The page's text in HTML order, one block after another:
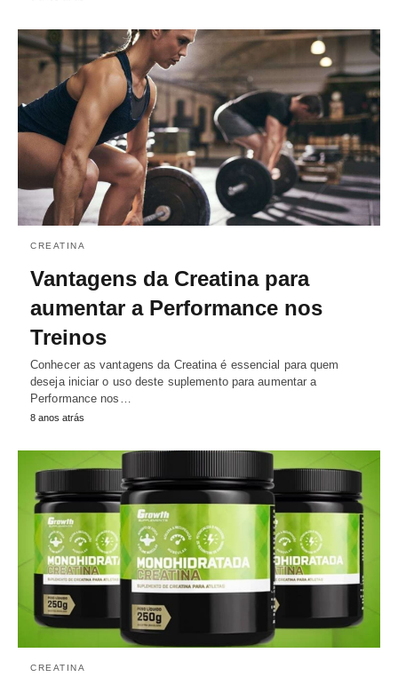
CREATINA
Vantagens da Creatina para
aumentar a Performance nos
Treinos
Conhecer as vantagens da Creatina é essencial para quem
deseja iniciar o uso deste suplemento para aumentar a
Performance nos…
8 anos atrás
CREATINA